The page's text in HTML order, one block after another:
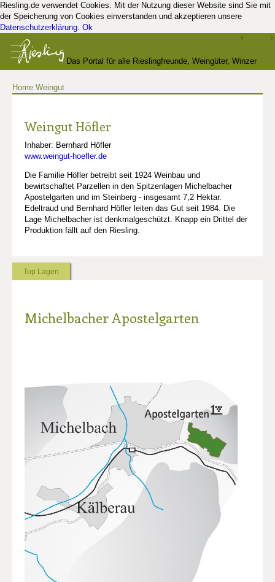
Riesling.de verwendet Cookies. Mit der Nutzung dieser Website sind Sie mit
der Speicherung von Cookies einverstanden und akzeptieren unsere
Datenschutzerklärung. Ok
Das Portal für alle Rieslingfreunde, Weingüter, Winzer
Home Weingut
Weingut Höfler
Inhaber: Bernhard Höfler
www.weingut-hoefler.de
Die Familie Höfler betreibt seit 1924 Weinbau und
bewirtschaftet Parzellen in den Spitzenlagen Michelbacher
Apostelgarten und im Steinberg - insgesamt 7,2 Hektar.
Edeltraud und Bernhard Höfler leiten das Gut seit 1984. Die
Lage Michelbacher ist denkmalgeschützt. Knapp ein Drittel der
Produktion fällt auf den Riesling.
Top Lagen
Michelbacher Apostelgarten